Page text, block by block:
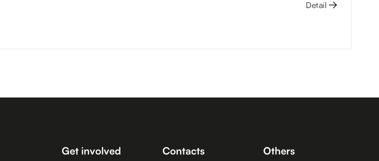
Detail
Get involved Contacts Others